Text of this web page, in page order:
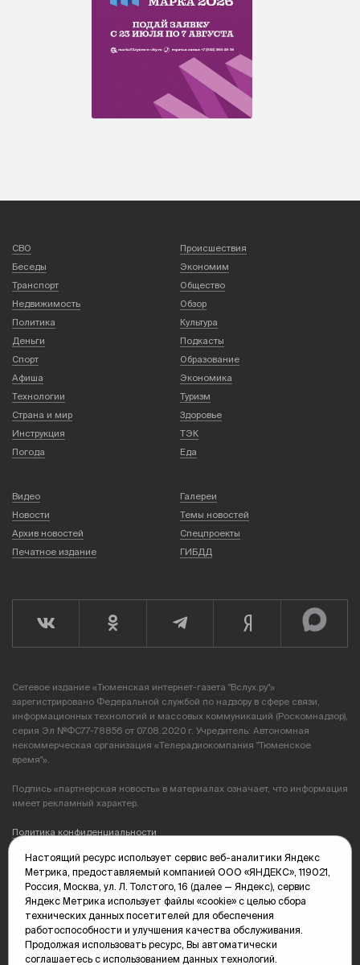
СВО
Происшествия
Беседы
Экономим
Транспорт
Общество
Недвижимость
Обзор
Политика
Культура
Деньги
Подкасты
Спорт
Образование
Афиша
Экономика
Технологии
Туризм
Страна и мир
Здоровье
Инструкция
ТЭК
Погода
Еда
Видео
Галереи
Новости
Темы новостей
Архив новостей
Спецпроекты
Печатное издание
ГИБДД
Сетевое издание «Тюменская интернет-газета "Вслух.ру"»
зарегистрировано Федеральной службой по надзору в сфере связи,
информационных технологий и массовых коммуникаций (Роскомнадзор),
серия Эл №ФС77-78856 от 07.08.2020 г. Учредитель: Автономная
некоммерческая организация «Телерадиокомпания "Тюменское
время"».
Подпись «партнерская новость» в материалах означает, что информация
имеет рекламный характер.
Политика конфиденциальности
Редакция: 625035, Тюмень, пр. Геологоразведчиков, 28А
(3452) 68-89-05
edit@vsluh.ru
Главный редактор: Панкина Т.Ю.
kika@vsluh.ru
Настоящий ресурс использует сервис веб-аналитики Яндекс
Метрика, предоставляемый компанией ООО «ЯНДЕКС», 119021,
Россия, Москва, ул. Л. Толстого, 16 (далее — Яндекс), сервис
Яндекс Метрика использует файлы «cookie» с целью сбора
технических данных посетителей для обеспечения
работоспособности и улучшения качества обслуживания.
Продолжая использовать ресурс, Вы автоматически
соглашаетесь с использованием данных технологий.